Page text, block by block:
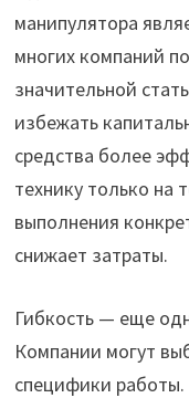
манипулятора
многих компаний
значительной
избежать
средства более
технику только на
выполнения
снижает затраты.
Гибкость — еще
Компании могут
специфики